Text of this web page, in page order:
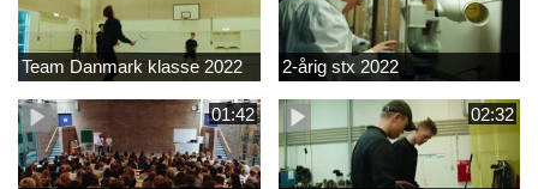
Team Danmark klasse 2022 2-årig stx 2022
01:42 02:32